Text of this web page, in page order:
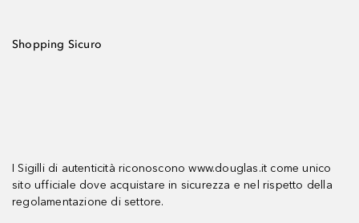
Shopping Sicuro
I Sigilli di autenticità riconoscono www.douglas.it come unico
sito ufficiale dove acquistare in sicurezza e nel rispetto della
regolamentazione di settore.